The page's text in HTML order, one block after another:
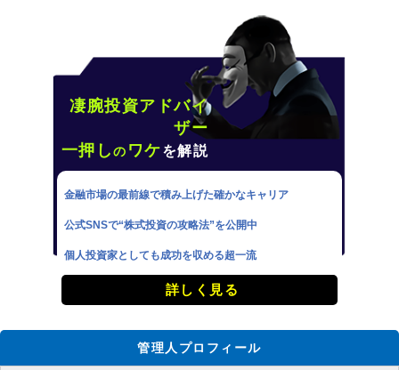
凄腕投資アドバイ
ザー
一押しの ワケを解説
金融市場の最前線で積み上げた確かなキャリア
公式SNSで“株式投資の攻略法”を公開中
個人投資家としても成功を収める超一流
詳しく見る
管理人プロフィール